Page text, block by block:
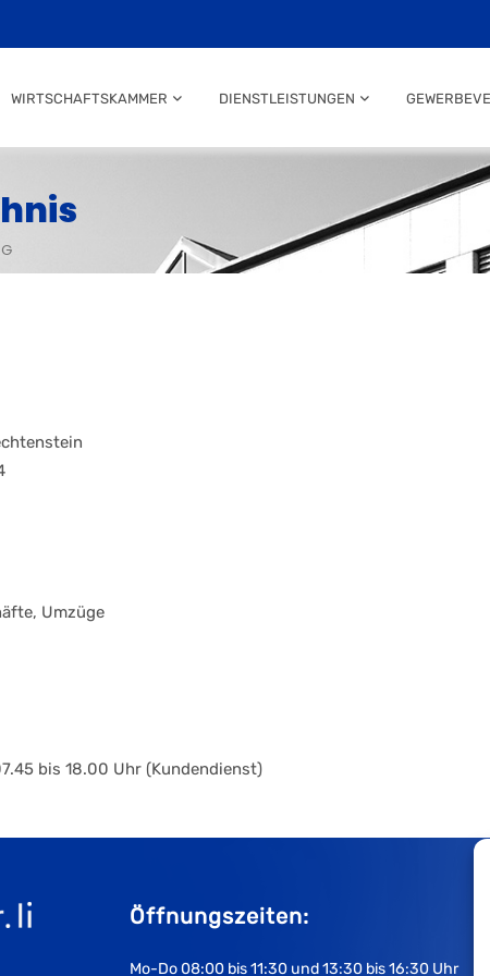
WIRTSCHAFTSKAMMER DIENSTLEISTUNGEN
Umzüge
bis 18.00 Uhr (Kundendienst)
Öffnungszeiten:
Mo-Do 08:00 bis 11:30 und 13:30 bis 16:30 Uhr